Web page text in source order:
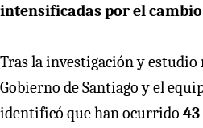
intensificadas por el
Tras la investigación y estudio
Gobierno de Santiago y el
identificó que han ocurrido